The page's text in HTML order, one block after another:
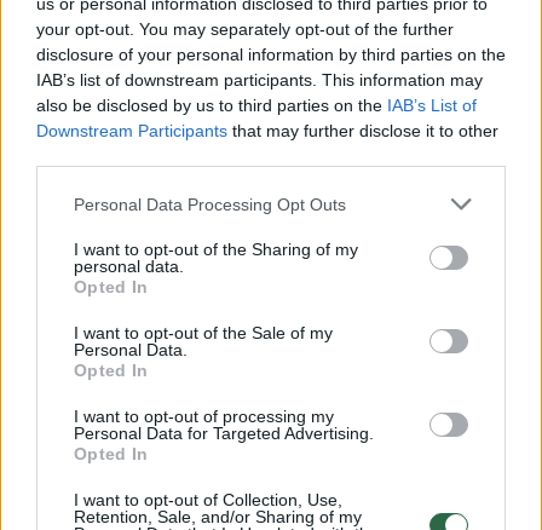
your opt-out. You may separately opt-out of the further
disclosure of your personal information by third parties on the
IAB’s list of downstream participants. This information may
also be disclosed by us to third parties on the IAB’s List of
Downstream Participants that may further disclose it to other
Personal Data Processing Opt Outs
I want to opt-out of the Sharing of my
personal data.
Opted In
I want to opt-out of the Sale of my
Personal Data.
Opted In
I want to opt-out of processing my
Personal Data for Targeted Advertising.
Opted In
I want to opt-out of Collection, Use,
Retention, Sale, and/or Sharing of my
(galima laikyti per naktį). Nupilame vandenį ir
nuplauname.
Visus ingredientus (išskyrus šokoladą)
dedame į maisto smulkintuvą, užpilame 3
stiklines vandens ir sutriname iki vientisos
konsistencijos.
Masę perpilame į puodą, dedame šokoladą ir
maišant kaitiname, kol šokoladas ištirps.
Išpilstome, papuošiame zefyriukais ir